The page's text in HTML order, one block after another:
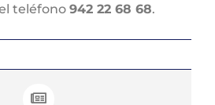
teléfono 942 22 68 68.